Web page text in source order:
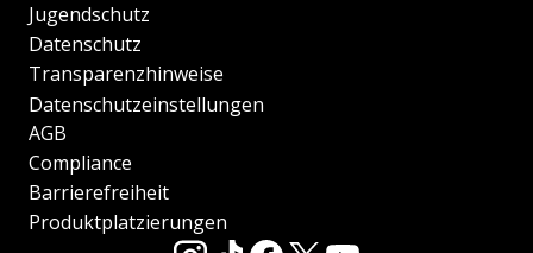
Jugendschutz
Datenschutz
Transparenzhinweise
Datenschutzeinstellungen
AGB
Compliance
Barrierefreiheit
Produktplatzierungen